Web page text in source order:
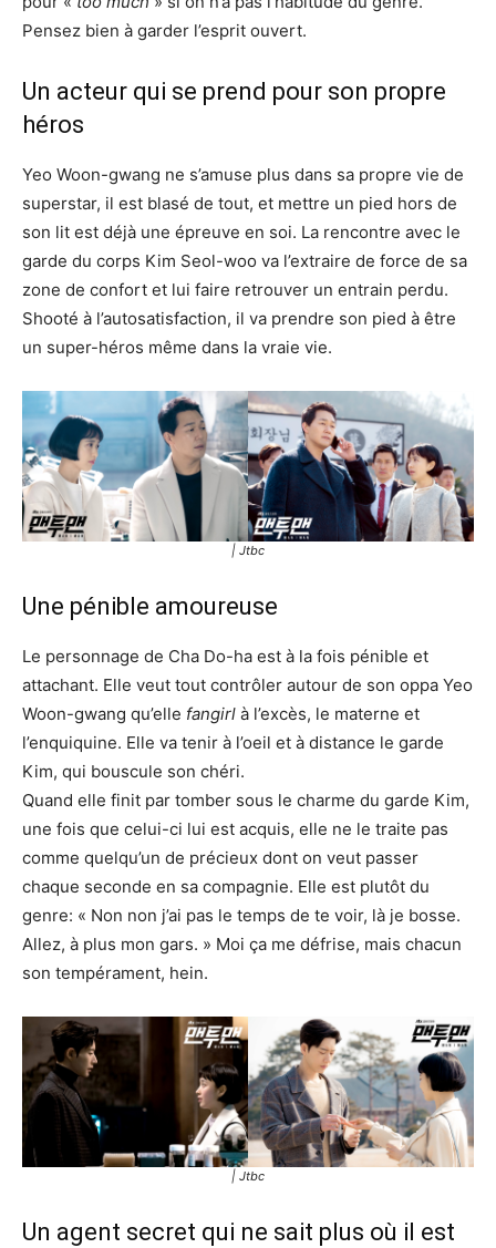
Pensez bien à garder l’esprit ouvert.
Un acteur qui se prend pour son propre
héros
Yeo Woon-gwang ne s’amuse plus dans sa propre vie de
superstar, il est blasé de tout, et mettre un pied hors de
son lit est déjà une épreuve en soi. La rencontre avec le
garde du corps Kim Seol-woo va l’extraire de force de sa
zone de confort et lui faire retrouver un entrain perdu.
Shooté à l’autosatisfaction, il va prendre son pied à être
un super-héros même dans la vraie vie.
| Jtbc
Une pénible amoureuse
Le personnage de Cha Do-ha est à la fois pénible et
attachant. Elle veut tout contrôler autour de son oppa Yeo
Woon-gwang qu’elle fangirl à l’excès, le materne et
l’enquiquine. Elle va tenir à l’oeil et à distance le garde
Kim, qui bouscule son chéri.
Quand elle finit par tomber sous le charme du garde Kim,
une fois que celui-ci lui est acquis, elle ne le traite pas
comme quelqu’un de précieux dont on veut passer
chaque seconde en sa compagnie. Elle est plutôt du
genre: « Non non j’ai pas le temps de te voir, là je bosse.
Allez, à plus mon gars. » Moi ça me défrise, mais chacun
son tempérament, hein.
| Jtbc
Un agent secret qui ne sait plus où il est